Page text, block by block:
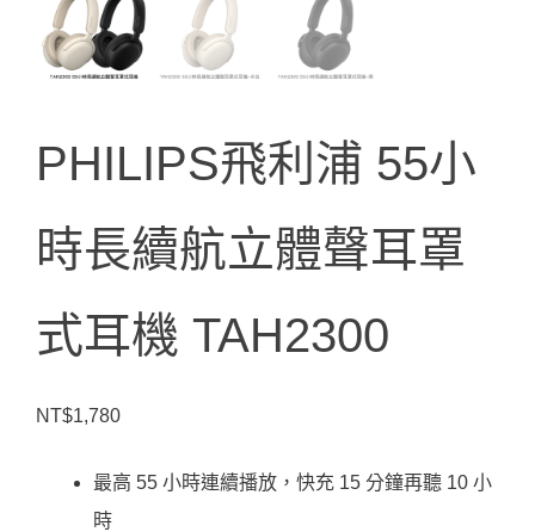
PHILIPS飛利浦 55小
時長續航立體聲耳罩
式耳機 TAH2300
NT$1,780
最高 55 小時連續播放，快充 15 分鐘再聽 10 小
時